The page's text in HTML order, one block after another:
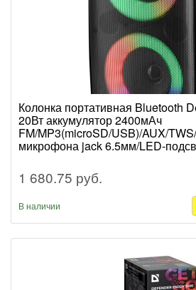
Колонка портативная Bluetooth
20Вт аккумулятор 2400мАч
FM/MP3(microSD/USB)/AUX/
микрофона jack 6.5мм/LED-
1 680.75 руб.
В наличии